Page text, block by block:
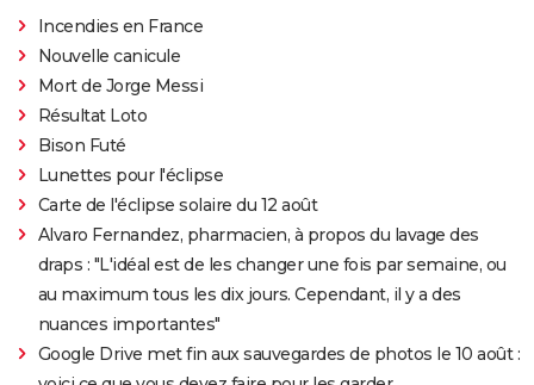
Incendies en France
Nouvelle canicule
Mort de Jorge Messi
Résultat Loto
Bison Futé
Lunettes pour l'éclipse
Carte de l'éclipse solaire du 12 août
Alvaro Fernandez, pharmacien, à propos du lavage des
draps : "L'idéal est de les changer une fois par semaine, ou
au maximum tous les dix jours. Cependant, il y a des
nuances importantes"
Google Drive met fin aux sauvegardes de photos le 10 août :